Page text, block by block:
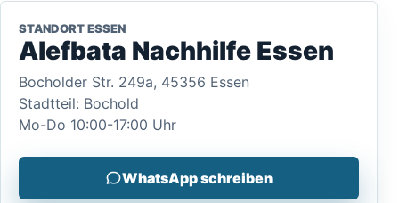
STANDORT ESSEN
Alefbata Nachhilfe Essen
Bocholder Str. 249a, 45356 Essen
Stadtteil: Bochold
Mo-Do 10:00-17:00 Uhr
WhatsApp schreiben